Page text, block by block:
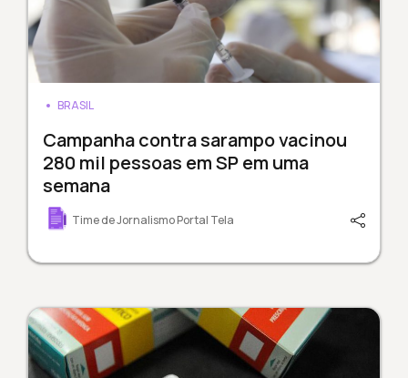
BRASIL
Campanha contra sarampo vacinou
280 mil pessoas em SP em uma
semana
Time de Jornalismo Portal Tela